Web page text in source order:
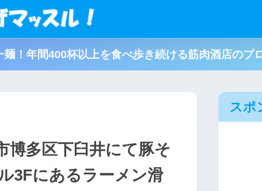
麺！年間400杯以上を食べ歩き続ける筋肉酒店のブ
博多区下臼井にて豚そ
3Fにあるラーメン滑
スポ